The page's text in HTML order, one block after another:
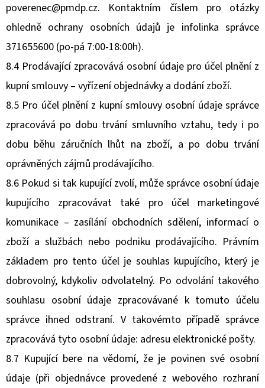
poverenec@pmdp.cz. Kontaktním číslem pro otázky
ohledně ochrany osobních údajů je infolinka správce
371655600 (po-pá 7:00-18:00h).
8.4 Prodávající zpracovává osobní údaje pro účel plnění z
kupní smlouvy – vyřízení objednávky a dodání zboží.
8.5 Pro účel plnění z kupní smlouvy osobní údaje správce
zpracovává po dobu trvání smluvního vztahu, tedy i po
dobu běhu záručních lhůt na zboží, a po dobu trvání
oprávněných zájmů prodávajícího.
8.6 Pokud si tak kupující zvolí, může správce osobní údaje
kupujícího zpracovávat také pro účel marketingové
komunikace – zasílání obchodních sdělení, informací o
zboží a službách nebo podniku prodávajícího. Právním
základem pro tento účel je souhlas kupujícího, který je
dobrovolný, kdykoliv odvolatelný. Po odvolání takového
souhlasu osobní údaje zpracovávané k tomuto účelu
správce ihned odstraní. V takovémto případě správce
zpracovává tyto osobní údaje: adresu elektronické pošty.
8.7 Kupující bere na vědomí, že je povinen své osobní
údaje (při objednávce provedené z webového rozhraní